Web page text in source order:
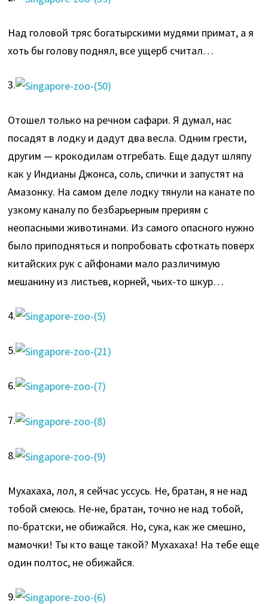
Над головой тряс богатырскими мудями примат, а я
хоть бы голову поднял, все ущерб считал…
3.
Отошел только на речном сафари. Я думал, нас
посадят в лодку и дадут два весла. Одним грести,
другим — крокодилам отгребать. Еще дадут шляпу
как у Индианы Джонса, соль, спички и запустят на
Амазонку. На самом деле лодку тянули на канате по
узкому каналу по безбарьерным прериям с
неопасными животинами. Из самого опасного нужно
было приподняться и попробовать сфоткать поверх
китайских рук с айфонами мало различимую
мешанину из листьев, корней, чьих-то шкур…
4.
5.
6.
7.
8.
Мухахаха, лол, я сейчас уссусь. Не, братан, я не над
тобой смеюсь. Не-не, братан, точно не над тобой,
по-братски, не обижайся. Но, сука, как же смешно,
мамочки! Ты кто ваще такой? Мухахаха! На тебе еще
один полтос, не обижайся.
9.